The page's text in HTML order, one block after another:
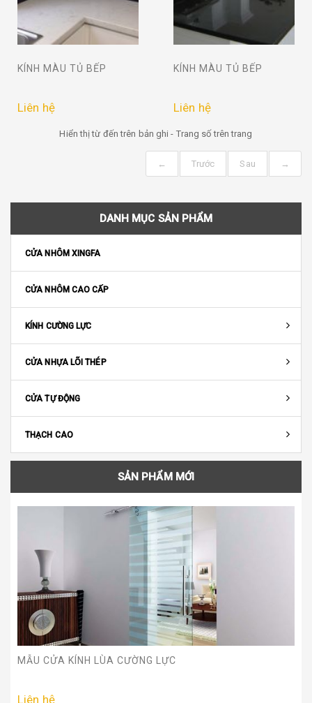
KÍNH MÀU TỦ BẾP
Liên hệ
KÍNH MÀU TỦ BẾP
Liên hệ
Hiển thị từ đếntrên bản ghi - Trang sốtrêntrang
← Trước Sau →
DANH MỤC SẢN PHẨM
CỬA NHÔM XINGFA
CỬA NHÔM CAO CẤP
KÍNH CƯỜNG LỰC
CỬA NHỰA LÕI THÉP
CỬA TỰ ĐỘNG
THẠCH CAO
SẢN PHẨM MỚI
MẪU CỬA KÍNH LÙA CƯỜNG LỰC
MẪU CỬA KÍNH LÙA CƯỜNG LỰC
Liên hệ